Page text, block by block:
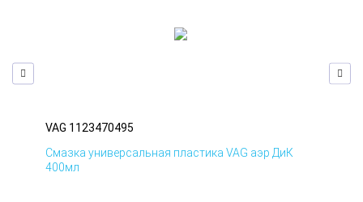
VAG 1123470495
Смазка универсальная пластика VAG аэр ДиК
400мл